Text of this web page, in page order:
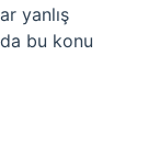
yanlış
bu konu